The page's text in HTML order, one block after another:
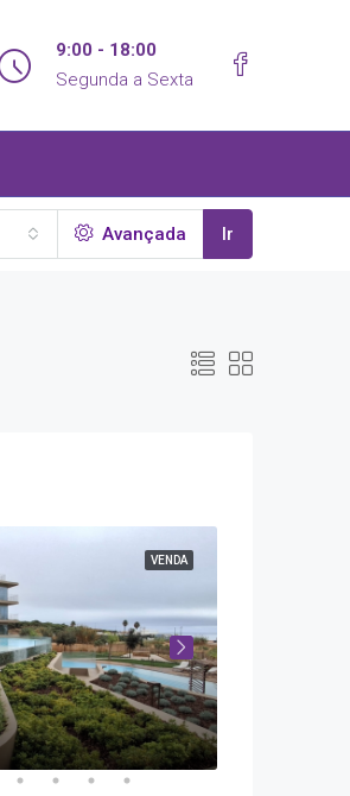
9:00 - 18:00
Segunda a Sexta
Avançada Ir
VENDA